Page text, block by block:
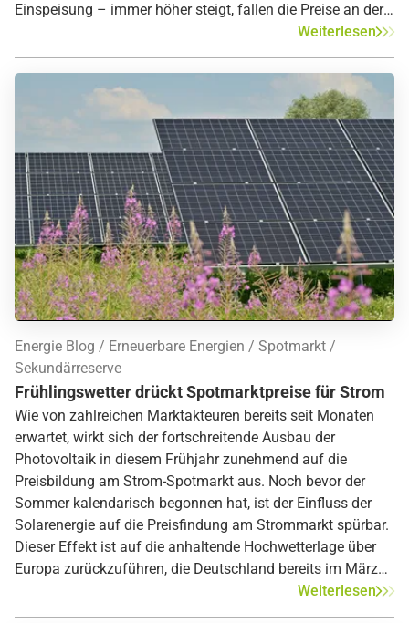
Einspeisung – immer höher steigt, fallen die Preise an der
Strombörse. Und das nicht etwa bis zum Nullpunkt,
sondern ins Negative. Das bedeutet: Wer verkauft, der zahlt.
Weiterlesen
Energie Blog Erneuerbare Energien
Spotmarkt
Sekundärreserve
Frühlingswetter drückt Spotmarktpreise für Strom
Wie von zahlreichen Marktakteuren bereits seit Monaten
erwartet, wirkt sich der fortschreitende Ausbau der
Photovoltaik in diesem Frühjahr zunehmend auf die
Preisbildung am Strom-Spotmarkt aus. Noch bevor der
Sommer kalendarisch begonnen hat, ist der Einfluss der
Solarenergie auf die Preisfindung am Strommarkt spürbar.
Dieser Effekt ist auf die anhaltende Hochwetterlage über
Europa zurückzuführen, die Deutschland bereits im März
zahlreiche Sonnenstunden bescherte und somit mit
kostengünstigem Solarstrom versorgte. Die starke
Weiterlesen